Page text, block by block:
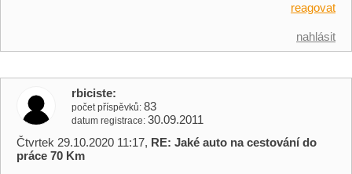
reagovat
nahlásit
rbiciste
počet příspěvků 83
datum registrace 30.09.2011
Čtvrtek 29.10.2020 11:17, RE: Jaké auto na cestování do
práce 70 Km